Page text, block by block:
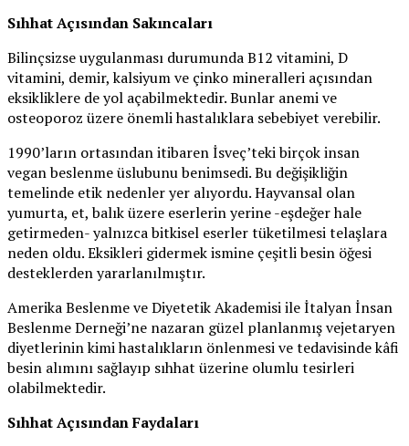
Sıhhat Açısından Sakıncaları
Bilinçsizse uygulanması durumunda B12 vitamini, D
vitamini, demir, kalsiyum ve çinko mineralleri açısından
eksikliklere de yol açabilmektedir. Bunlar anemi ve
osteoporoz üzere önemli hastalıklara sebebiyet verebilir.
1990’ların ortasından itibaren İsveç’teki birçok insan
vegan beslenme üslubunu benimsedi. Bu değişikliğin
temelinde etik nedenler yer alıyordu. Hayvansal olan
yumurta, et, balık üzere eserlerin yerine -eşdeğer hale
getirmeden- yalnızca bitkisel eserler tüketilmesi telaşlara
neden oldu. Eksikleri gidermek ismine çeşitli besin öğesi
desteklerden yararlanılmıştır.
Amerika Beslenme ve Diyetetik Akademisi ile İtalyan İnsan
Beslenme Derneği’ne nazaran güzel planlanmış vejetaryen
diyetlerinin kimi hastalıkların önlenmesi ve tedavisinde kâfi
besin alımını sağlayıp sıhhat üzerine olumlu tesirleri
olabilmektedir.
Sıhhat Açısından Faydaları